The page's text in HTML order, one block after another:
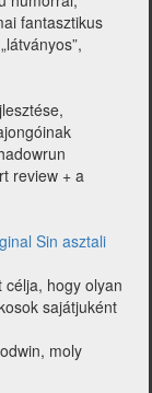
fantasztikus
review + a
Sin asztali
hogy olyan
sajátjuként
moly